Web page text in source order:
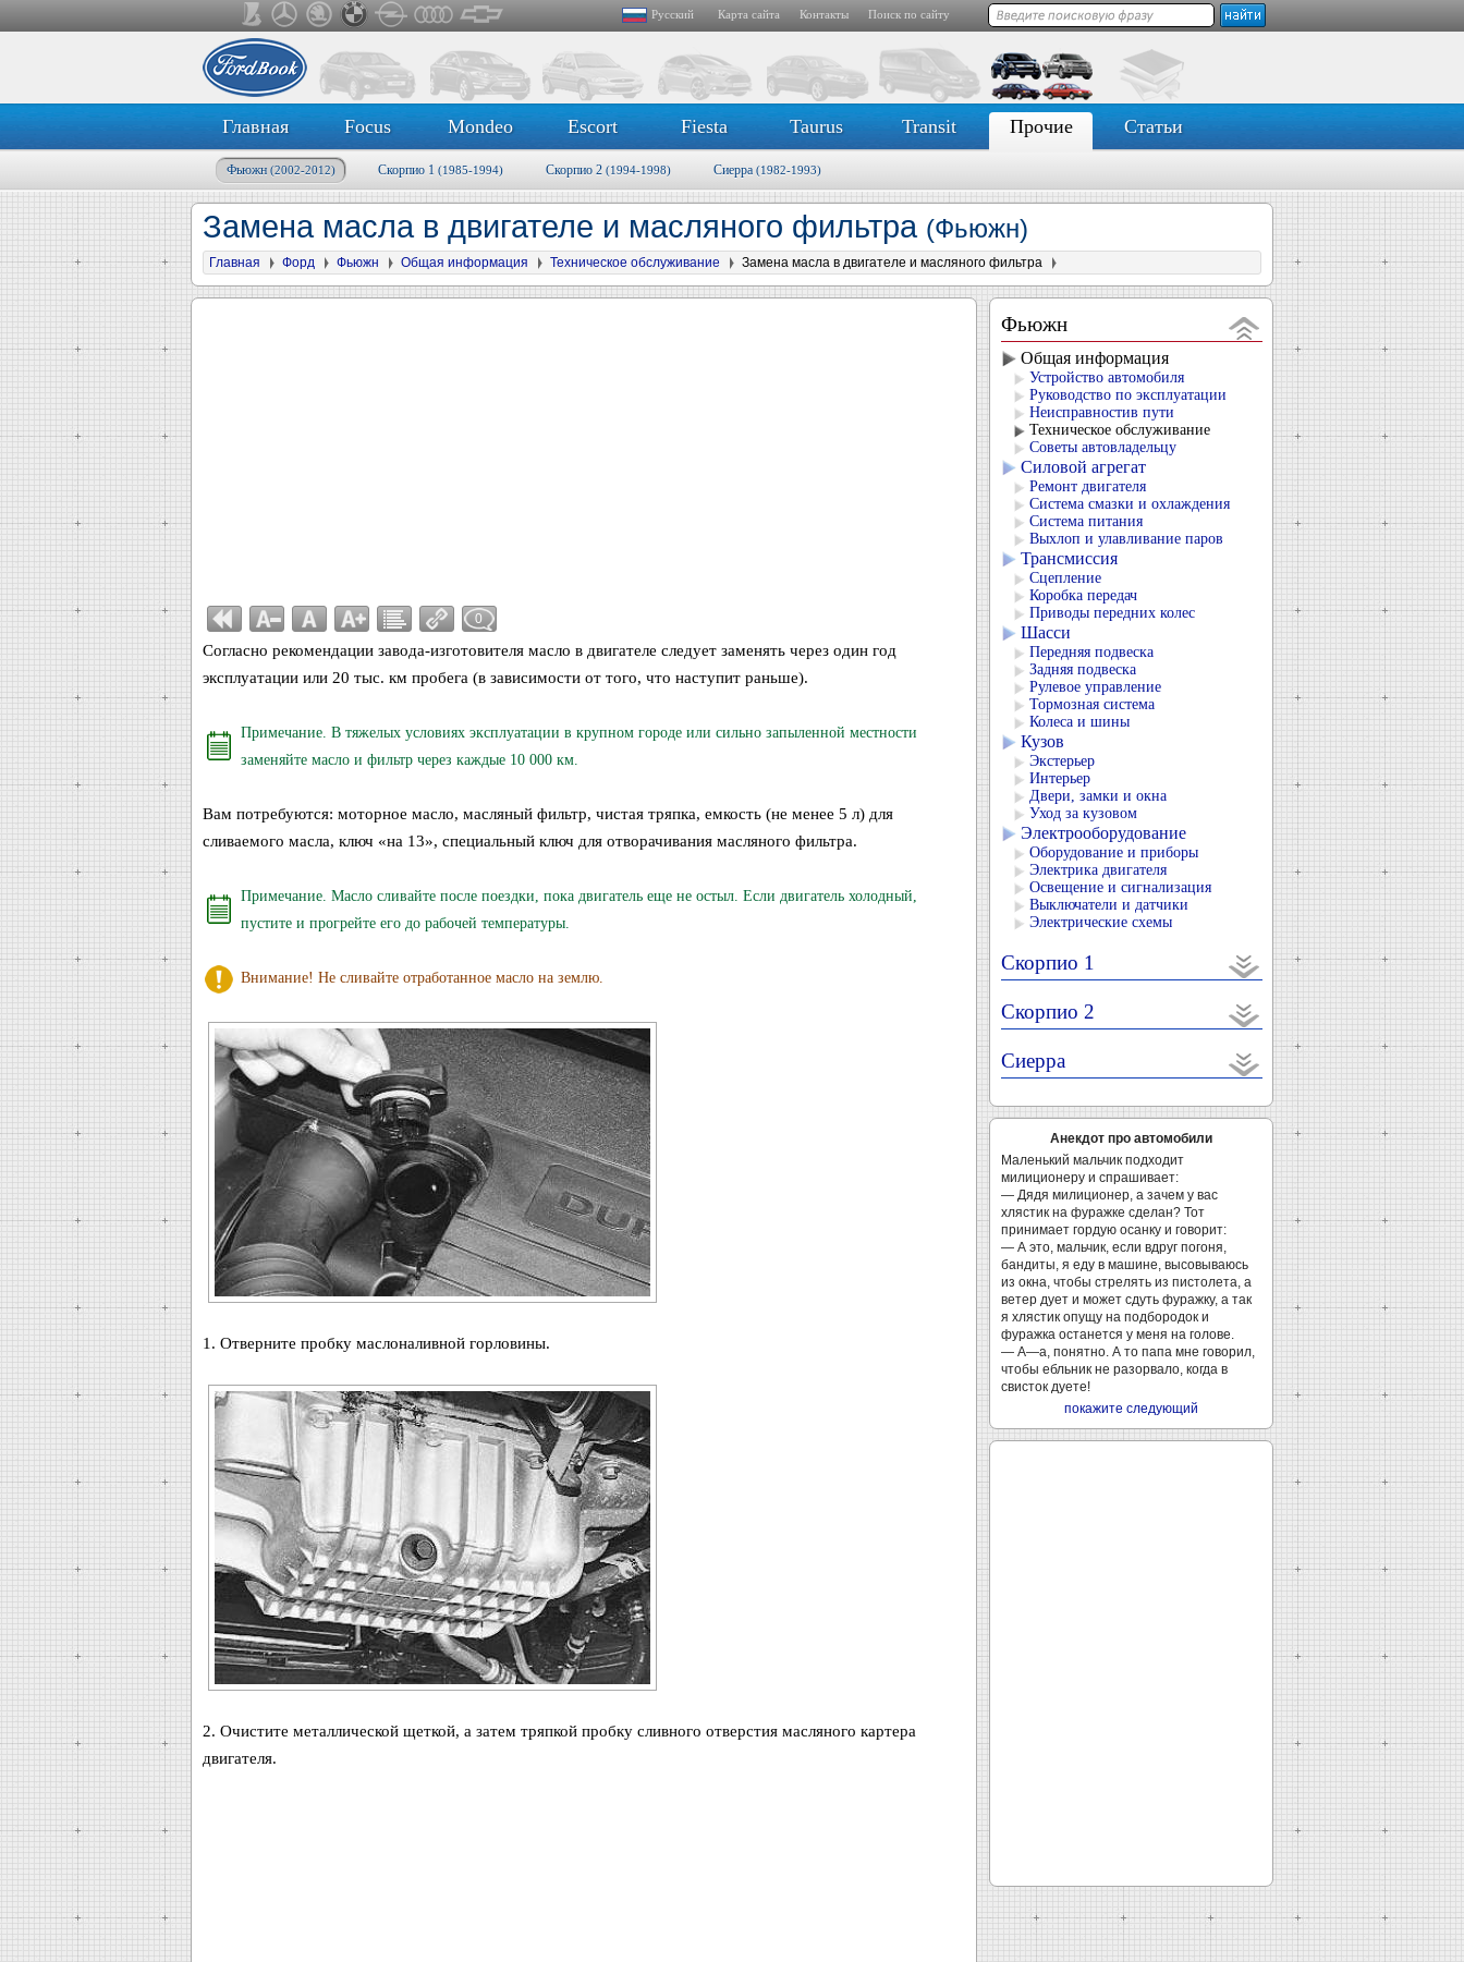
Русский Карта сайта Контакты Поиск по сайту
Главная Focus Mondeo Escort Fiesta Taurus Transit Прочие Статьи
Фьюжн (2002-2012) Скорпио 1 (1985-1994) Скорпио 2 (1994-1998) Сиерра (1982-1993)
Замена масла в двигателе и масляного фильтра (Фьюжн)
Главная Форд Фьюжн Общая информация Техническое обслуживание Замена масла в двигателе и масляного фильтра
0
Согласно рекомендации завода-изготовителя масло в двигателе следует заменять через один год
эксплуатации или 20 тыс. км пробега (в зависимости от того, что наступит раньше).
Примечание. В тяжелых условиях эксплуатации в крупном городе или сильно запыленной местности
заменяйте масло и фильтр через каждые 10 000 км.
Вам потребуются: моторное масло, масляный фильтр, чистая тряпка, емкость (не менее 5 л) для
сливаемого масла, ключ «на 13», специальный ключ для отворачивания масляного фильтра.
Примечание. Масло сливайте после поездки, пока двигатель еще не остыл. Если двигатель холодный,
пустите и прогрейте его до рабочей температуры.
Внимание! Не сливайте отработанное масло на землю.
1. Отверните пробку маслоналивной горловины.
2. Очистите металлической щеткой, а затем тряпкой пробку сливного отверстия масляного картера
двигателя.
Фьюжн
Общая информация
Устройство автомобиля
Руководство по эксплуатации
Неисправностив пути
Техническое обслуживание
Советы автовладельцу
Силовой агрегат
Ремонт двигателя
Система смазки и охлаждения
Система питания
Выхлоп и улавливание паров
Трансмиссия
Сцепление
Коробка передач
Приводы передних колес
Шасси
Передняя подвеска
Задняя подвеска
Рулевое управление
Тормозная система
Колеса и шины
Кузов
Экстерьер
Интерьер
Двери, замки и окна
Уход за кузовом
Электрооборудование
Оборудование и приборы
Электрика двигателя
Освещение и сигнализация
Выключатели и датчики
Электрические схемы
Скорпио 1
Скорпио 2
Сиерра
Анекдот про автомобили
Маленький мальчик подходит
милиционеру и спрашивает:
— Дядя милиционер, а зачем у вас
хлястик на фуражке сделан? Тот
принимает гордую осанку и говорит:
— А это, мальчик, если вдруг погоня,
бандиты, я еду в машине, высовываюсь
из окна, чтобы стрелять из пистолета, а
ветер дует и может сдуть фуражку, а так
я хлястик опущу на подбородок и
фуражка останется у меня на голове.
— А—а, понятно. А то папа мне говорил,
чтобы ебльник не разорвало, когда в
свисток дуете!
покажите следующий